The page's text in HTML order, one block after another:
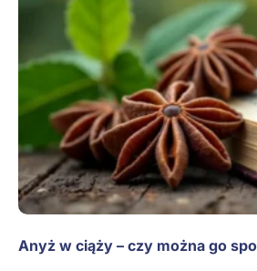
Anyż w ciąży – czy można go